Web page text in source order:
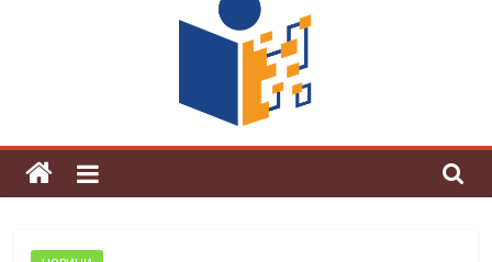
Магията на Андерсен оживя в ОУ
„Любен Каравелов“